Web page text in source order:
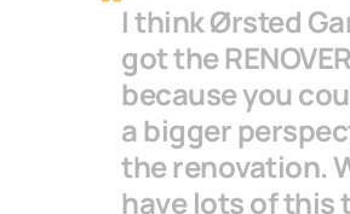
I think Ørsted
got the
because you
a bigger
the renovation.
have lots of this